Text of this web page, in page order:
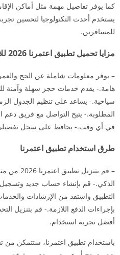
كما يوفر تفاصيل مهمة مثل أماكن
يستخدم أحدث التكنولوجيا لتحسين
للمسافرين.
مزايا تحميل تطبيق اعتمرنا 2026 للاندرويد
– يوفر معلومات شاملة عن الحج
هامة.- يقدم خدمات حجز سهلة وآمنة
سياحية.- يساعد على تنظيم الجدول
المطلوبة.- يتيح التواصل مع فريق
في أي وقت.- يحافظ على سجل تفصيلي
طرق استخدام تطبيق اعتمرنا
– قم
الذكي.- قم بإنشاء حساب جديد
التطبيق واستفد من الإرشادات
بإجراءات الدفع اللازمة.- قم بتنزيل
أفضل تجربة استخدام.
باستخدام تطبيق اعتمرنا، ستتمكن من